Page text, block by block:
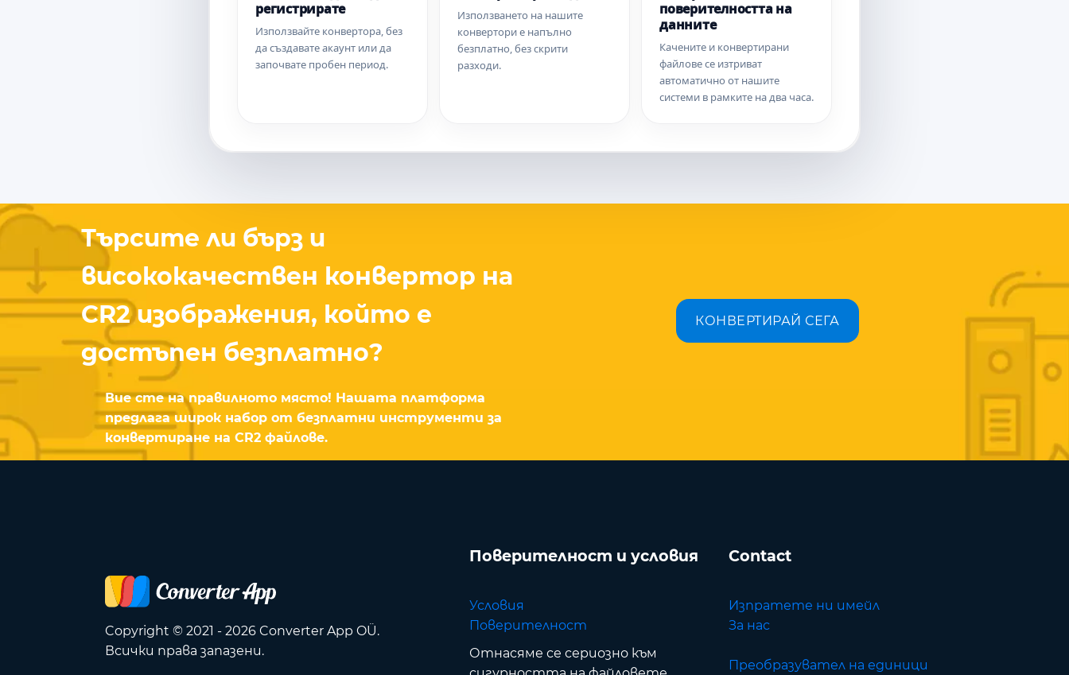
регистрирате
Използвайте конвертора, без
да създавате акаунт или да
започвате пробен период.
Използването на нашите
конвертори е напълно
безплатно, без скрити
разходи.
поверителността на
данните
Качените и конвертирани
файлове се изтриват
автоматично от нашите
системи в рамките на два часа.
Търсите ли бърз и
висококачествен конвертор на
CR2 изображения, който е
достъпен безплатно?
Вие сте на правилното място! Нашата платформа
предлага широк набор от безплатни инструменти за
конвертиране на CR2 файлове.
КОНВЕРТИРАЙ СЕГА
Copyright © 2021 - 2026 Converter App OÜ.
Всички права запазени.
Поверителност и условия
Условия
Поверителност
Отнасяме се сериозно към
Contact
Изпратете ни имейл
За нас
Преобразувател на единици